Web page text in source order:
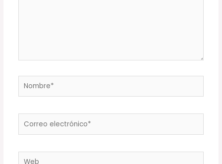
Nombre*
Correo
Web